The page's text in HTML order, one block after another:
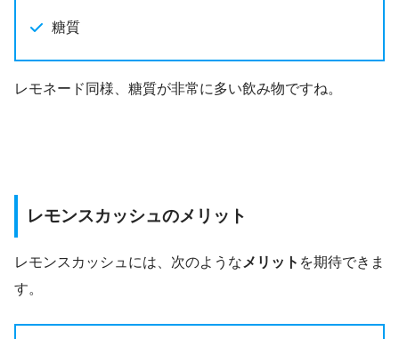
糖質
レモネード同様、糖質が非常に多い飲み物ですね。
レモンスカッシュのメリット
レモンスカッシュには、次のような メリット を期待できま
す。